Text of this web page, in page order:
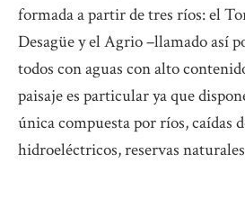
formada a partir de tres ríos: el
Desagüe y el Agrio –llamado así
todos con aguas con alto
paisaje es particular ya que
única compuesta por ríos, caídas
hidroeléctricos, reservas